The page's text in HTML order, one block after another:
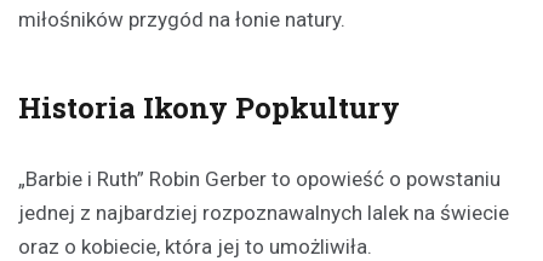
miłośników przygód na łonie natury.
Historia Ikony Popkultury
„Barbie i Ruth” Robin Gerber to opowieść o powstaniu
jednej z najbardziej rozpoznawalnych lalek na świecie
oraz o kobiecie, która jej to umożliwiła.